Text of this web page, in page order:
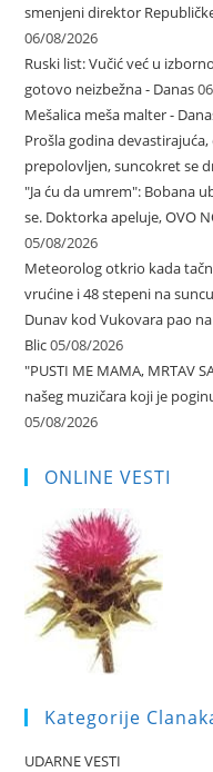
smenjeni direktor
06/08/2026
Ruski list: Vučić već u
gotovo neizbežna - Danas
Mešalica meša malter -
Prošla godina
prepolovljen, suncokret se
"Ja ću da umrem": Bobana
se. Doktorka apeluje, OVO
05/08/2026
Meteorolog otkrio kada
vrućine i 48 stepeni na
Dunav kod Vukovara pao
Blic05/08/2026
"PUSTI ME MAMA, MRTAV
našeg muzičara koji je
05/08/2026
ONLINE VESTI
Kategorije
UDARNE VESTI